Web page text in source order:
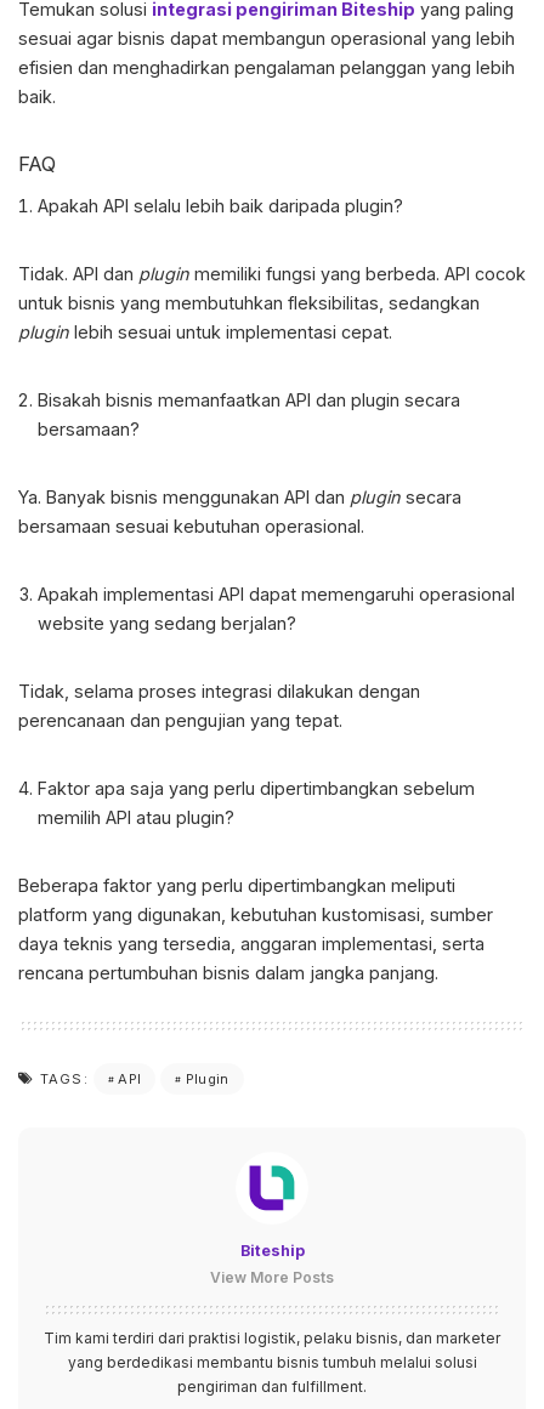
Temukan solusi integrasi pengiriman Biteship yang paling
sesuai agar bisnis dapat membangun operasional yang lebih
efisien dan menghadirkan pengalaman pelanggan yang lebih
baik.
FAQ
Apakah API selalu lebih baik daripada plugin?
Tidak. API dan plugin memiliki fungsi yang berbeda. API cocok
untuk bisnis yang membutuhkan fleksibilitas, sedangkan
plugin lebih sesuai untuk implementasi cepat.
Bisakah bisnis memanfaatkan API dan plugin secara
bersamaan?
Ya. Banyak bisnis menggunakan API dan plugin secara
bersamaan sesuai kebutuhan operasional.
Apakah implementasi API dapat memengaruhi operasional
website yang sedang berjalan?
Tidak, selama proses integrasi dilakukan dengan
perencanaan dan pengujian yang tepat.
Faktor apa saja yang perlu dipertimbangkan sebelum
memilih API atau plugin?
Beberapa faktor yang perlu dipertimbangkan meliputi
platform yang digunakan, kebutuhan kustomisasi, sumber
daya teknis yang tersedia, anggaran implementasi, serta
rencana pertumbuhan bisnis dalam jangka panjang.
TAGS: API Plugin
Biteship
View More Posts
Tim kami terdiri dari praktisi logistik, pelaku bisnis, dan marketer
yang berdedikasi membantu bisnis tumbuh melalui solusi
pengiriman dan fulfillment.